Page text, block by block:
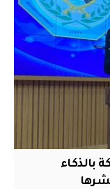
بالذكاء